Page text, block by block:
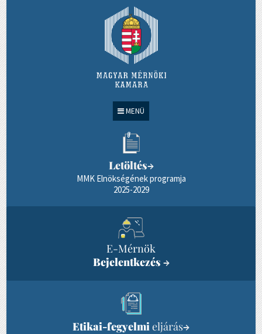
MENÜ
Letöltés→
MMK Elnökségének programja
2025-2029
E-Mérnök
Bejelentkezés →
Etikai-fegyelmi eljárás→